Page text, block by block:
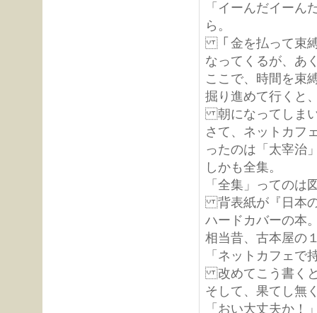
「イーんだイーん
ら。
「金を払って束縛
なってくるが、あ
ここで、時間を束
掘り進めて行くと
朝になってしま
さて、ネットカフ
ったのは「太宰治
しかも全集。
「全集」ってのは
背表紙が『日本の
ハードカバーの本
相当昔、古本屋の
「ネットカフェで
改めてこう書く
そして、果てし無
「おい大丈夫か！